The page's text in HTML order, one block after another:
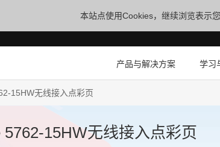
本站点使用Cookies，继续浏览表示
产品与解决方案 学习
15HW无线接入点彩页
15HW无线接入点彩页